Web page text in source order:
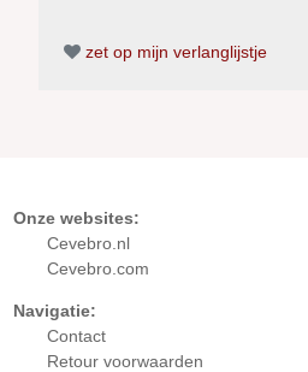
zet op mijn verlanglijstje
Onze websites:
Cevebro.nl
Cevebro.com
Navigatie:
Contact
Retour voorwaarden